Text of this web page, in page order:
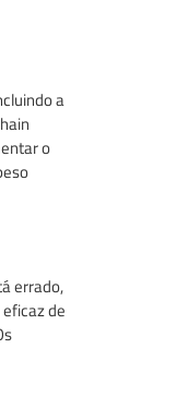
a
o
errado,
de